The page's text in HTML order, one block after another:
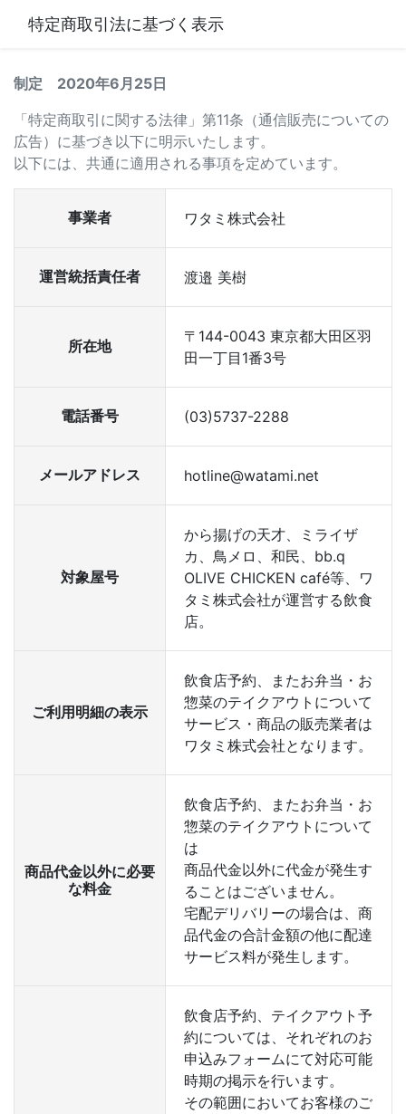
特定商取引法に基づく表示
制定 2020年6月25日
「特定商取引に関する法律」第11条（通信販売についての
広告）に基づき以下に明示いたします。
以下には、共通に適用される事項を定めています。
事業者 ワタミ株式会社
運営統括責任者 渡邉 美樹
所在地
〒144-0043 東京都大田区羽
田一丁目1番3号
電話番号 (03)5737-2288
メールアドレス hotline@watami.net
対象屋号
から揚げの天才、ミライザ
カ、鳥メロ、和民、bb.q
OLIVE CHICKEN café等、ワ
タミ株式会社が運営する飲食
店。
ご利用明細の表示
飲食店予約、またお弁当・お
惣菜のテイクアウトについて
サービス・商品の販売業者は
ワタミ株式会社となります。
商品代金以外に必要
な料金
飲食店予約、またお弁当・お
惣菜のテイクアウトについて
は
商品代金以外に代金が発生す
ることはございません。
宅配デリバリーの場合は、商
品代金の合計金額の他に配達
サービス料が発生します。
飲食店予約、テイクアウト予
約については、それぞれのお
申込みフォームにて対応可能
時期の掲示を行います。
その範囲においてお客様のご